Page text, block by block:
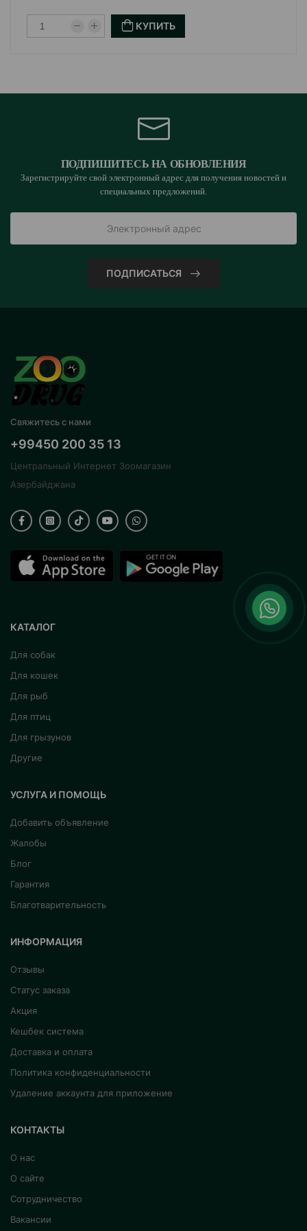
КУПИТЬ
ПОДПИШИТЕСЬ НА ОБНОВЛЕНИЯ
Зарегистрируйте свой электронный адрес для получения новостей и
специальных предложений.
ПОДПИСАТЬСЯ
Свяжитесь с нами
+99450 200 35 13
Центральный Интернет Зоомагазин
Азербайджана
КАТАЛОГ
Для собак
Для кошек
Для рыб
Для птиц
Для грызунов
Другие
УСЛУГА И ПОМОЩЬ
Добавить объявление
Жалобы
Блог
Гарантия
Благотварительность
ИНФОРМАЦИЯ
Отзывы
Статус заказа
Акция
Кешбек система
Доставка и оплата
Политика конфиденциальности
Удаление аккаунта для приложение
КОНТАКТЫ
О нас
О сайте
Сотрудничество
Вакансии